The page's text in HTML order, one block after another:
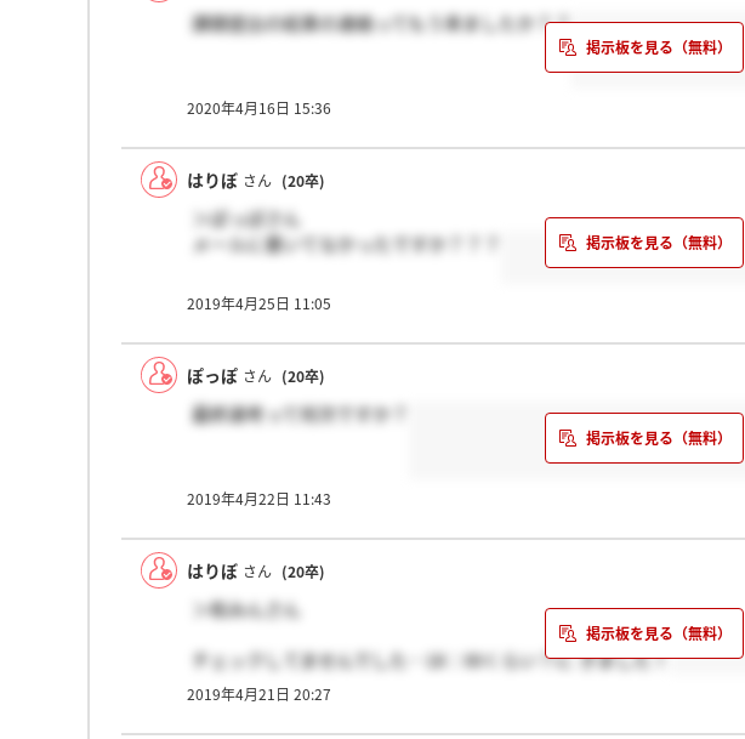
課題提出の結果の連絡ってもう来ましたか？？
2020年4月16日 15:36
はりぼ さん (20卒)
＞ぽっぽさん
メールに書いてなかったですか？？？
2019年4月25日 11:05
ぽっぽ さん (20卒)
最終選考って何次ですか？
2019年4月22日 11:43
はりぼ さん (20卒)
＞和みんさん
チェックしてませんでした…18：00くらい？に きました！
2019年4月21日 20:27